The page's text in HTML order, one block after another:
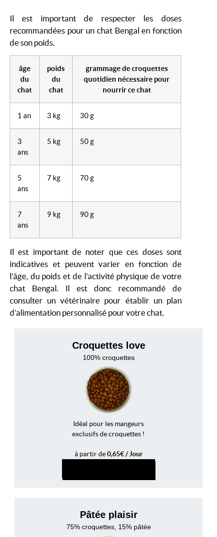
Il est important de respecter les doses
recommandées pour un chat Bengal en fonction
de son poids.
âge
du
chat
poids
du
chat
grammage de croquettes
quotidien nécessaire pour
nourrir ce chat
1 an 3 kg 30 g
3
ans
5 kg 50 g
5
ans
7 kg 70 g
7
ans
9 kg 90 g
Il est important de noter que ces doses sont
indicatives et peuvent varier en fonction de
l’âge, du poids et de l’activité physique de votre
chat Bengal. Il est donc recommandé de
consulter un vétérinaire pour établir un plan
d’alimentation personnalisé pour votre chat.
Croquettes love
100% croquettes
Idéal pour les mangeurs
exclusifs de croquettes !
à partir de0,65€ / Jour
Pâtée plaisir
75% croquettes, 15% pâtée